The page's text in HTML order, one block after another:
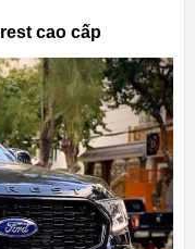
cao cấp